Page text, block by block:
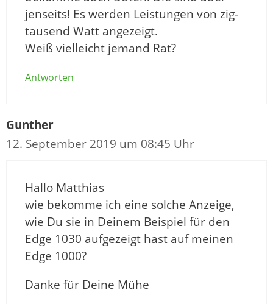
jenseits! Es werden Leistungen von zig-
tausend Watt angezeigt.
Weiß vielleicht jemand Rat?
Antworten
Gunther
12. September 2019 um 08:45 Uhr
Hallo Matthias
wie bekomme ich eine solche Anzeige,
wie Du sie in Deinem Beispiel für den
Edge 1030 aufgezeigt hast auf meinen
Edge 1000?
Danke für Deine Mühe